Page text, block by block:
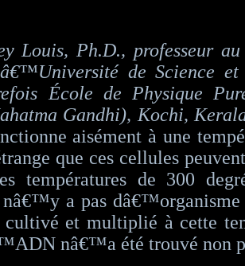
Louis, Ph.D., professeur au
de Science et
École de Physique
Gandhi), Kochi,
aisément à une
que ces cellules
températures de 300
a pas dâ€™organisme
cultivé et multiplié à cette
nâ€™a été trouvé non